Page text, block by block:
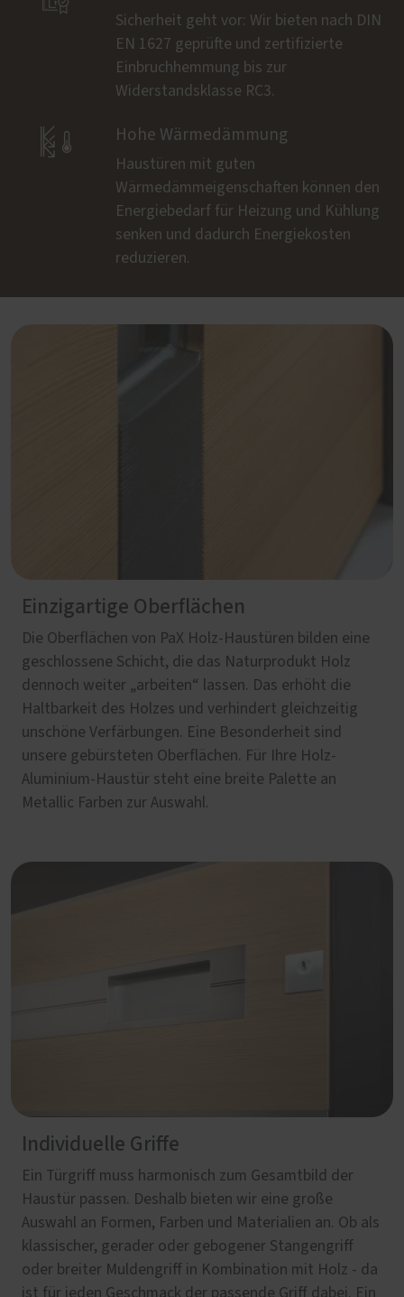
Sicherheit geht vor: Wir bieten nach DIN
EN 1627 geprüfte und zertifizierte
Einbruchhemmung bis zur
Widerstandsklasse RC3.
 Hohe Wärmedämmung
Haustüren mit guten
Wärmedämmeigenschaften können den
Energiebedarf für Heizung und Kühlung
senken und dadurch Energiekosten
reduzieren.
Einzigartige Oberflächen
Die Oberflächen von PaX Holz-Haustüren bilden eine
geschlossene Schicht, die das Naturprodukt Holz
dennoch weiter „arbeiten“ lassen. Das erhöht die
Haltbarkeit des Holzes und verhindert gleichzeitig
unschöne Verfärbungen. Eine Besonderheit sind
unsere gebürsteten Oberflächen. Für Ihre Holz-
Aluminium-Haustür steht eine breite Palette an
Metallic Farben zur Auswahl.
Individuelle Griffe
Ein Türgriff muss harmonisch zum Gesamtbild der
Haustür passen. Deshalb bieten wir eine große
Auswahl an Formen, Farben und Materialien an. Ob als
klassischer, gerader oder gebogener Stangengriff
oder breiter Muldengriff in Kombination mit Holz - da
ist für jeden Geschmack der passende Griff dabei. Ein